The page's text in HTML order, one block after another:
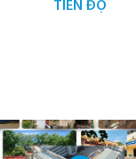
TIẾN ĐỘ